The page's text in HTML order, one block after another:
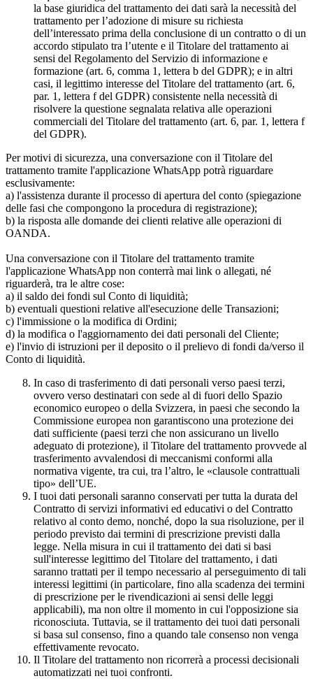
la base giuridica del trattamento dei dati sarà la necessità del
trattamento per l’adozione di misure su richiesta
dell’interessato prima della conclusione di un contratto o di un
accordo stipulato tra l’utente e il Titolare del trattamento ai
sensi del Regolamento del Servizio di informazione e
formazione (art. 6, comma 1, lettera b del GDPR); e in altri
casi, il legittimo interesse del Titolare del trattamento (art. 6,
par. 1, lettera f del GDPR) consistente nella necessità di
risolvere la questione segnalata relativa alle operazioni
commerciali del Titolare del trattamento (art. 6, par. 1, lettera f
del GDPR).
Per motivi di sicurezza, una conversazione con il Titolare del
trattamento tramite l'applicazione WhatsApp potrà riguardare
esclusivamente:
a) l'assistenza durante il processo di apertura del conto (spiegazione
delle fasi che compongono la procedura di registrazione);
b) la risposta alle domande dei clienti relative alle operazioni di
OANDA.
Una conversazione con il Titolare del trattamento tramite
l'applicazione WhatsApp non conterrà mai link o allegati, né
riguarderà, tra le altre cose:
a) il saldo dei fondi sul Conto di liquidità;
b) eventuali questioni relative all'esecuzione delle Transazioni;
c) l'immissione o la modifica di Ordini;
d) la modifica o l'aggiornamento dei dati personali del Cliente;
e) l'invio di istruzioni per il deposito o il prelievo di fondi da/verso il
Conto di liquidità.
In caso di trasferimento di dati personali verso paesi terzi,
ovvero verso destinatari con sede al di fuori dello Spazio
economico europeo o della Svizzera, in paesi che secondo la
Commissione europea non garantiscono una protezione dei
dati sufficiente (paesi terzi che non assicurano un livello
adeguato di protezione), il Titolare del trattamento provvede al
trasferimento avvalendosi di meccanismi conformi alla
normativa vigente, tra cui, tra l’altro, le «clausole contrattuali
tipo» dell’UE.
I tuoi dati personali saranno conservati per tutta la durata del
Contratto di servizi informativi ed educativi o del Contratto
relativo al conto demo, nonché, dopo la sua risoluzione, per il
periodo previsto dai termini di prescrizione previsti dalla
legge. Nella misura in cui il trattamento dei dati si basi
sull'interesse legittimo del Titolare del trattamento, i dati
saranno trattati per il tempo necessario al perseguimento di tali
interessi legittimi (in particolare, fino alla scadenza dei termini
di prescrizione per le rivendicazioni ai sensi delle leggi
applicabili), ma non oltre il momento in cui l'opposizione sia
riconosciuta. Tuttavia, se il trattamento dei tuoi dati personali
si basa sul consenso, fino a quando tale consenso non venga
effettivamente revocato.
Il Titolare del trattamento non ricorrerà a processi decisionali
automatizzati nei tuoi confronti.